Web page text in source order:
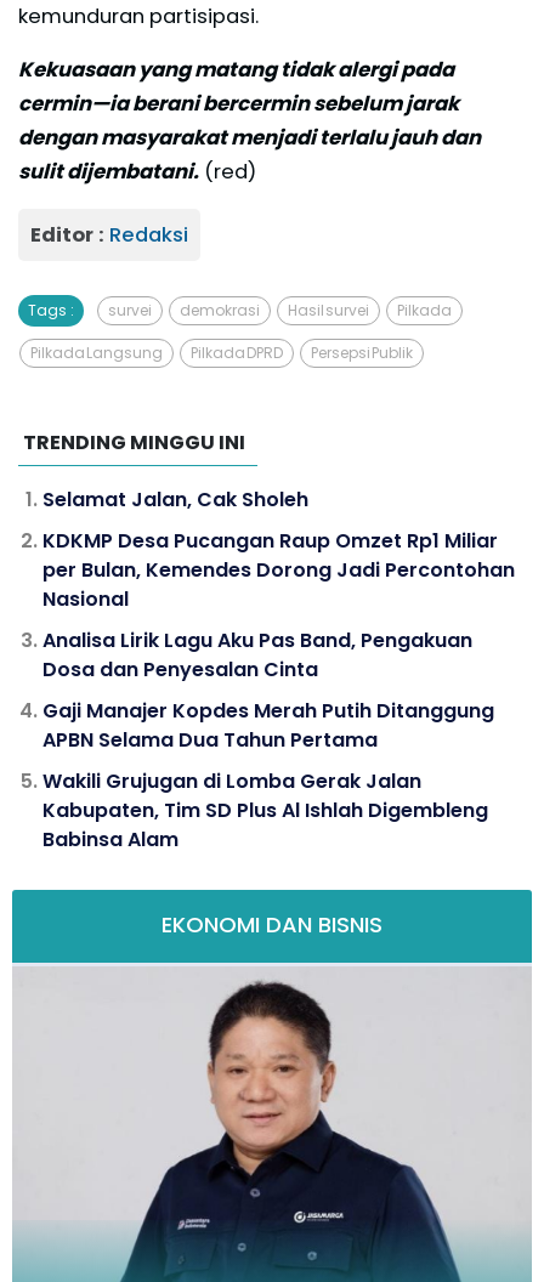
kemunduran partisipasi.
Kekuasaan yang matang tidak alergi pada
cermin—ia berani bercermin sebelum jarak
dengan masyarakat menjadi terlalu jauh dan
sulit dijembatani. (red)
Editor : Redaksi
Tags : survei demokrasi Hasil survei Pilkada
Pilkada Langsung Pilkada DPRD Persepsi Publik
TRENDING MINGGU INI
Selamat Jalan, Cak Sholeh
KDKMP Desa Pucangan Raup Omzet Rp1 Miliar
per Bulan, Kemendes Dorong Jadi Percontohan
Nasional
Analisa Lirik Lagu Aku Pas Band, Pengakuan
Dosa dan Penyesalan Cinta
Gaji Manajer Kopdes Merah Putih Ditanggung
APBN Selama Dua Tahun Pertama
Wakili Grujugan di Lomba Gerak Jalan
Kabupaten, Tim SD Plus Al Ishlah Digembleng
Babinsa Alam
EKONOMI DAN BISNIS